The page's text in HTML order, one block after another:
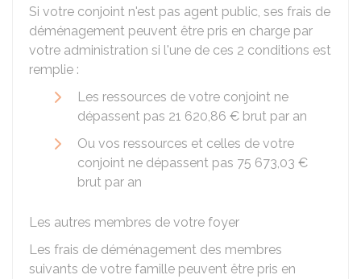
Si votre conjoint n'est pas agent public, ses frais de
déménagement peuvent être pris en charge par
votre administration si l'une de ces 2 conditions est
remplie :
Les ressources de votre conjoint ne
dépassent pas 21 620,86 € brut par an
Ou vos ressources et celles de votre
conjoint ne dépassent pas 75 673,03 €
brut par an
Les autres membres de votre foyer
Les frais de déménagement des membres
suivants de votre famille peuvent être pris en